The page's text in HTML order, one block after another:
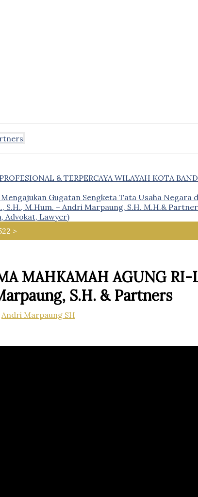
& TERPERCAYA WILAYAH KOTA
Gugatan Sengketa Tata Usaha Negara
M.Hum. – Andri Marpaung, S.H. M.H.&
Advokat, Lawyer)
>
MAHKAMAH AGUNG
S.H. & Partners
Andri Marpaung SH